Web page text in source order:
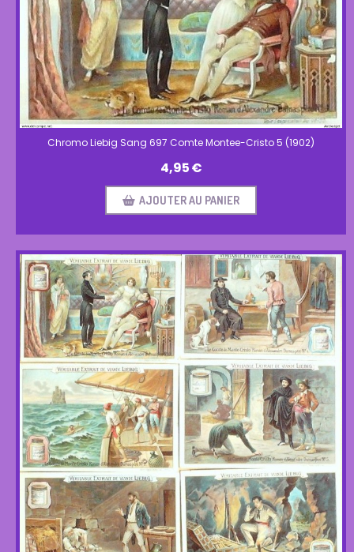
Chromo Liebig Sang 697 Comte Montee-Cristo 5 (1902)
4,95€
AJOUTER AU PANIER